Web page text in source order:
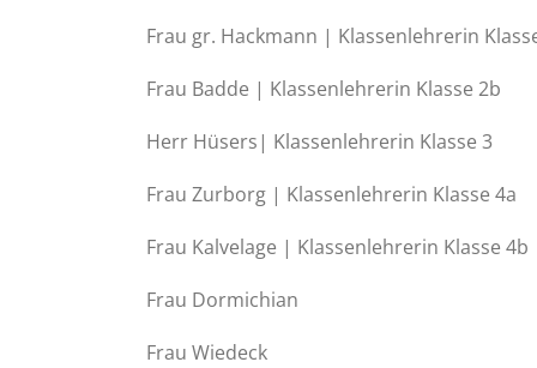
Frau gr. Hackmann | Klassenlehrerin
Frau Badde | Klassenlehrerin Klasse 2b
Herr Hüsers| Klassenlehrerin Klasse 3
Frau Zurborg | Klassenlehrerin Klasse 4a
Frau Kalvelage | Klassenlehrerin Klasse 4b
Frau Dormichian
Frau Wiedeck